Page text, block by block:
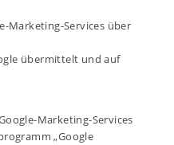
Marketing-Services über
übermittelt und auf
Marketing-Services
„Google